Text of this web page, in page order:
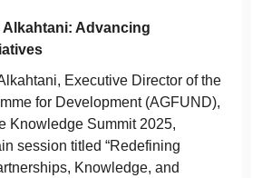
Alkahtani: Advancing
Executive Director of the
for Development (AGFUND),
Knowledge Summit 2025,
session titled “Redefining
Knowledge, and